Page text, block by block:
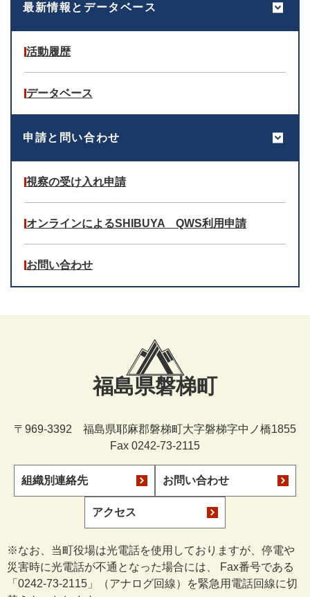
最新情報とデータベース
活動履歴
データベース
申請と問い合わせ
視察の受け入れ申請
オンラインによるSHIBUYA QWS利用申請
お問い合わせ
福島県磐梯町
〒969-3392 福島県耶麻郡磐梯町大字磐梯字中ノ橋1855
Fax 0242-73-2115
組織別連絡先 お問い合わせ
アクセス
※なお、当町役場は光電話を使用しておりますが、停電や
災害時に光電話が不通となった場合には、 Fax番号である
「0242-73-2115」（アナログ回線）を緊急用電話回線に切